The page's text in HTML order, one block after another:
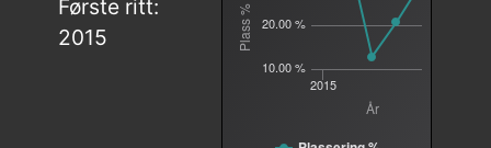
Første ritt:
2015
År
2015
10.00 %
20.00 %